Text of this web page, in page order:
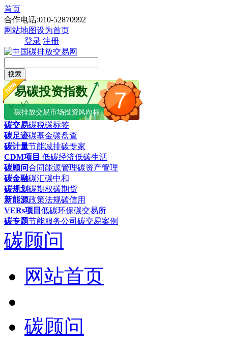
首页
合作电话:010-52870992
网站地图设为首页
登录 注册
搜索
7
易碳投资指数
碳排放交易市场投资风向标
碳交易碳税碳标签
碳足迹碳基金碳盘查
碳计量节能减排碳专家
CDM项目 低碳经济低碳生活
碳顾问合同能源管理碳资产管理
碳金融碳汇碳中和
碳规划碳期权碳期货
新能源政策法规碳信用
VERs项目 低碳环保碳交易所
碳专题节能服务公司 碳交易案例
碳顾问
网站首页
碳顾问